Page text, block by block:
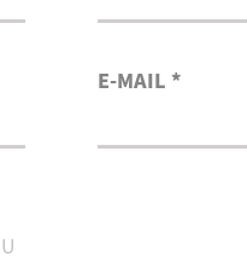
E-MAIL *